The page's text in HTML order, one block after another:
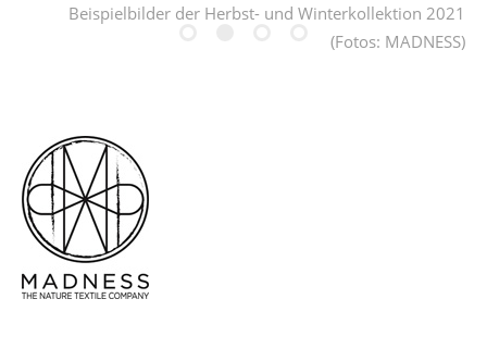
Beispielbilder der Herbst- und Winterkollektion 2021
(Fotos: MADNESS)